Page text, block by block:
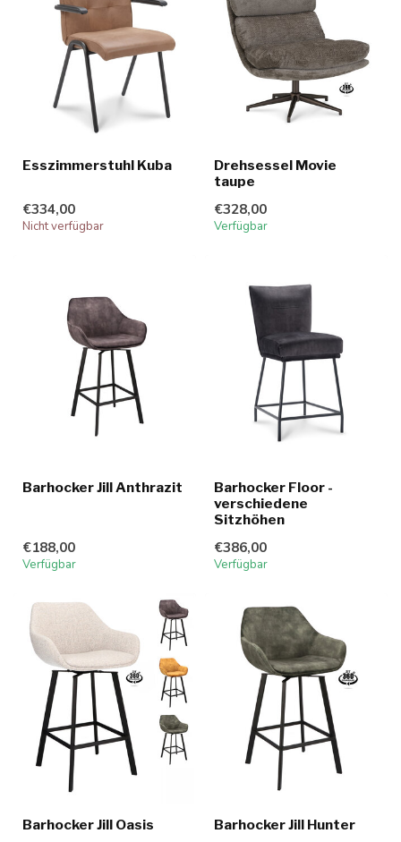
Esszimmerstuhl Kuba
€334,00
Nicht verfügbar
Drehsessel Movie
taupe
€328,00
Verfügbar
Barhocker Jill Anthrazit
€188,00
Verfügbar
Barhocker Floor -
verschiedene
Sitzhöhen
€386,00
Verfügbar
Barhocker Jill Oasis Barhocker Jill Hunter